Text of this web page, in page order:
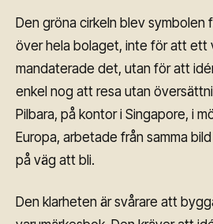
Den gröna cirkeln blev symbolen
över hela bolaget, inte för att ett
mandaterade det, utan för att
enkel nog att resa utan
Pilbara, på kontor i Singapore, i
Europa, arbetade från samma
på väg att bli.
Den klarheten är svårare att